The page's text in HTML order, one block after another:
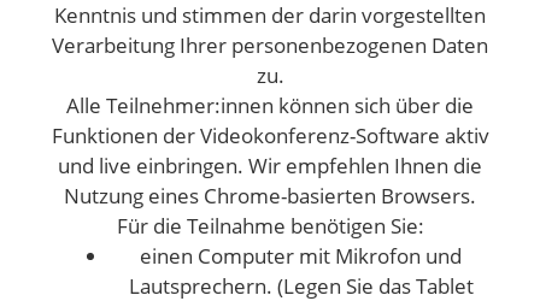
Kenntnis und stimmen der darin vorgestellten
Verarbeitung Ihrer personenbezogenen Daten
zu.
Alle Teilnehmer:innen können sich über die
Funktionen der Videokonferenz-Software aktiv
und live einbringen. Wir empfehlen Ihnen die
Nutzung eines Chrome-basierten Browsers.
Für die Teilnahme benötigen Sie:
einen Computer mit Mikrofon und
Lautsprechern. (Legen Sie das Tablet